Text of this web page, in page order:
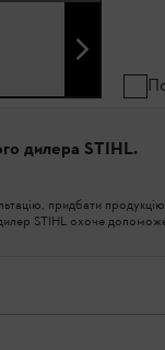
дилера STIHL.
придбати продукцію
STIHL охоче